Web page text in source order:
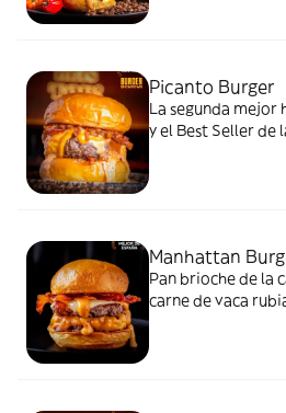
una dupla de
curado, pepinillos
bacon crunchy,
Picanto Burger
La segunda mejor
y el Best Seller de
Manhattan
Pan brioche de la
carne de vaca